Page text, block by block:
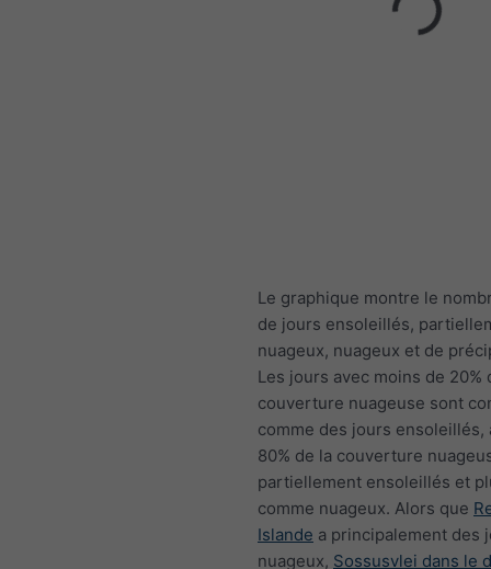
Le graphique montre le
de jours ensoleillés,
nuageux, nuageux et de
Les jours avec moins de 20%
couverture nuageuse sont
comme des jours ensoleillés,
80% de la couverture
partiellement ensoleillés et
comme nuageux. Alors que
Islande a principalement des
nuageux, Sossusvlei dans le